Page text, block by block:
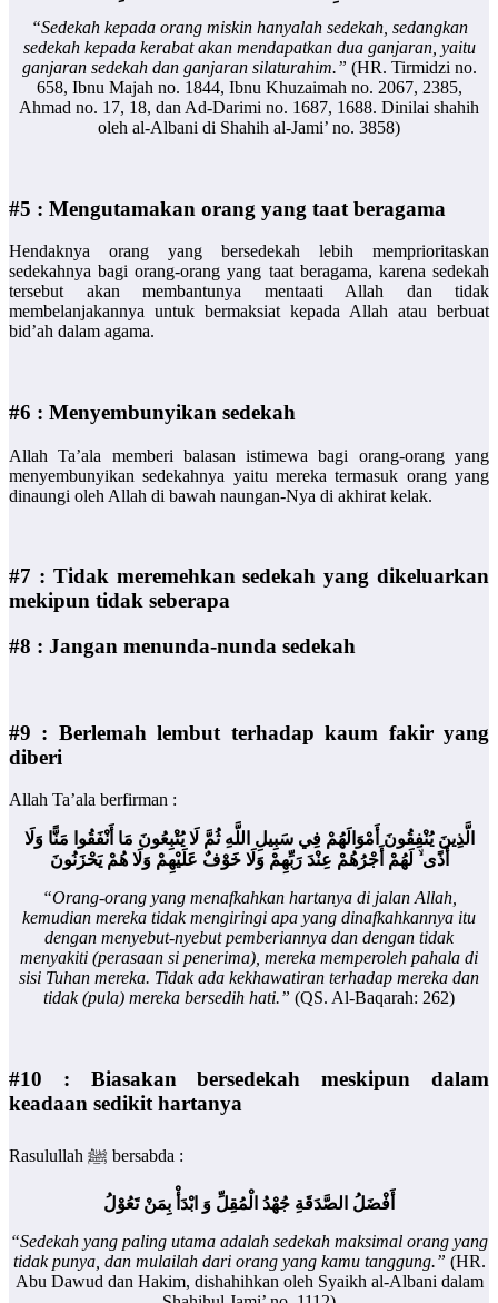
“Sedekah kepada orang miskin hanyalah sedekah, sedangkan
sedekah kepada kerabat akan mendapatkan dua ganjaran, yaitu
ganjaran sedekah dan ganjaran silaturahim.” (HR. Tirmidzi no.
658, Ibnu Majah no. 1844, Ibnu Khuzaimah no. 2067, 2385,
Ahmad no. 17, 18, dan Ad-Darimi no. 1687, 1688. Dinilai shahih
oleh al-Albani di Shahih al-Jami’ no. 3858)
#5 : Mengutamakan orang yang taat beragama
Hendaknya orang yang bersedekah lebih memprioritaskan
sedekahnya bagi orang-orang yang taat beragama, karena sedekah
tersebut akan membantunya mentaati Allah dan tidak
membelanjakannya untuk bermaksiat kepada Allah atau berbuat
bid’ah dalam agama.
#6 : Menyembunyikan sedekah
Allah Ta’ala memberi balasan istimewa bagi orang-orang yang
menyembunyikan sedekahnya yaitu mereka termasuk orang yang
dinaungi oleh Allah di bawah naungan-Nya di akhirat kelak.
#7 : Tidak meremehkan sedekah yang dikeluarkan
mekipun tidak seberapa
#8 : Jangan menunda-nunda sedekah
#9 : Berlemah lembut terhadap kaum fakir yang
diberi
Allah Ta’ala berfirman :
الَّذِينَ يُنْفِقُونَ أَمْوَالَهُمْ فِي سَبِيلِ اللَّهِ ثُمَّ لَا يُتْبِعُونَ مَا أَنْفَقُوا مَنًّا وَلَا
أَذًى ۙ لَهُمْ أَجْرُهُمْ عِنْدَ رَبِّهِمْ وَلَا خَوْفٌ عَلَيْهِمْ وَلَا هُمْ يَحْزَنُونَ
“Orang-orang yang menafkahkan hartanya di jalan Allah,
kemudian mereka tidak mengiringi apa yang dinafkahkannya itu
dengan menyebut-nyebut pemberiannya dan dengan tidak
menyakiti (perasaan si penerima), mereka memperoleh pahala di
sisi Tuhan mereka. Tidak ada kekhawatiran terhadap mereka dan
tidak (pula) mereka bersedih hati.” (QS. Al-Baqarah: 262)
#10 : Biasakan bersedekah meskipun dalam
keadaan sedikit hartanya
Rasulullah ﷺ bersabda :
أَفْضَلُ الصَّدَقَةِ جُهْدُ الْمُقِلِّ وَ ابْدَأْ بِمَنْ تَعُوْلُ
“Sedekah yang paling utama adalah sedekah maksimal orang yang
tidak punya, dan mulailah dari orang yang kamu tanggung.” (HR.
Abu Dawud dan Hakim, dishahihkan oleh Syaikh al-Albani dalam